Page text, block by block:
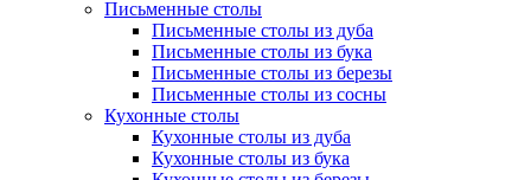
Письменные столы
Письменные столы из дуба
Письменные столы из бука
Письменные столы из березы
Письменные столы из сосны
Кухонные столы
Кухонные столы из дуба
Кухонные столы из бука